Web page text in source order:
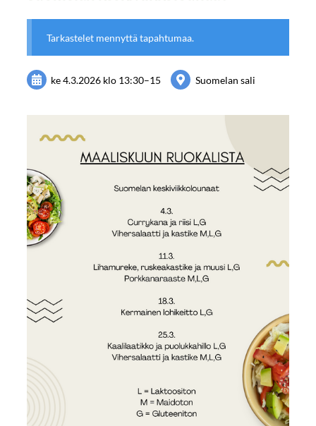
Tarkastelet mennyttä tapahtumaa.
ke 4.3.2026 klo 13:30–15 Suomelan sali